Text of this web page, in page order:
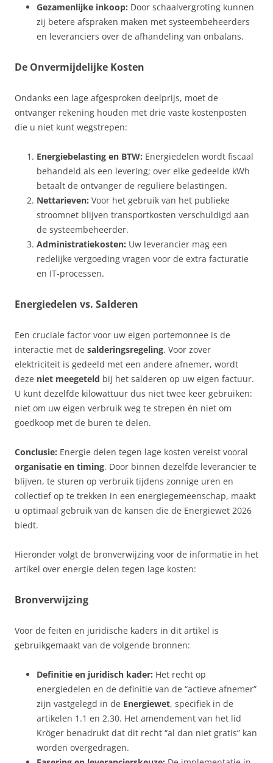
Gezamenlijke inkoop: Door schaalvergroting kunnen
zij betere afspraken maken met systeembeheerders
en leveranciers over de afhandeling van onbalans.
De Onvermijdelijke Kosten
Ondanks een lage afgesproken deelprijs, moet de
ontvanger rekening houden met drie vaste kostenposten
die u niet kunt wegstrepen:
Energiebelasting en BTW: Energiedelen wordt fiscaal
behandeld als een levering; over elke gedeelde kWh
betaalt de ontvanger de reguliere belastingen.
Nettarieven: Voor het gebruik van het publieke
stroomnet blijven transportkosten verschuldigd aan
de systeembeheerder.
Administratiekosten: Uw leverancier mag een
redelijke vergoeding vragen voor de extra facturatie
en IT-processen.
Energiedelen vs. Salderen
Een cruciale factor voor uw eigen portemonnee is de
interactie met de salderingsregeling. Voor zover
elektriciteit is gedeeld met een andere afnemer, wordt
deze niet meegeteld bij het salderen op uw eigen factuur.
U kunt dezelfde kilowattuur dus niet twee keer gebruiken:
niet om uw eigen verbruik weg te strepen én niet om
goedkoop met de buren te delen.
Conclusie: Energie delen tegen lage kosten vereist vooral
organisatie en timing. Door binnen dezelfde leverancier te
blijven, te sturen op verbruik tijdens zonnige uren en
collectief op te trekken in een energiegemeenschap, maakt
u optimaal gebruik van de kansen die de Energiewet 2026
biedt.
Hieronder volgt de bronverwijzing voor de informatie in het
artikel over energie delen tegen lage kosten:
Bronverwijzing
Voor de feiten en juridische kaders in dit artikel is
gebruikgemaakt van de volgende bronnen:
Definitie en juridisch kader: Het recht op
energiedelen en de definitie van de “actieve afnemer”
zijn vastgelegd in de Energiewet, specifiek in de
artikelen 1.1 en 2.30. Het amendement van het lid
Kröger benadrukt dat dit recht “al dan niet gratis” kan
worden overgedragen.